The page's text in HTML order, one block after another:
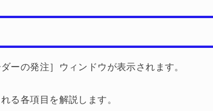
ーの発注］ウィンドウが表示されます。
る各項目を解説します。